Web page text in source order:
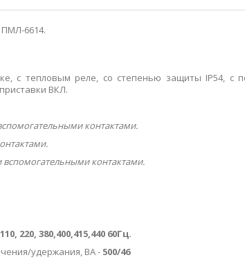
6614.
с тепловым реле, со степенью защиты IP54,
ВКЛ.
контактами.
контактами.
110, 220, 380,400,415,440 60Гц.
удержания, ВА - 500/46